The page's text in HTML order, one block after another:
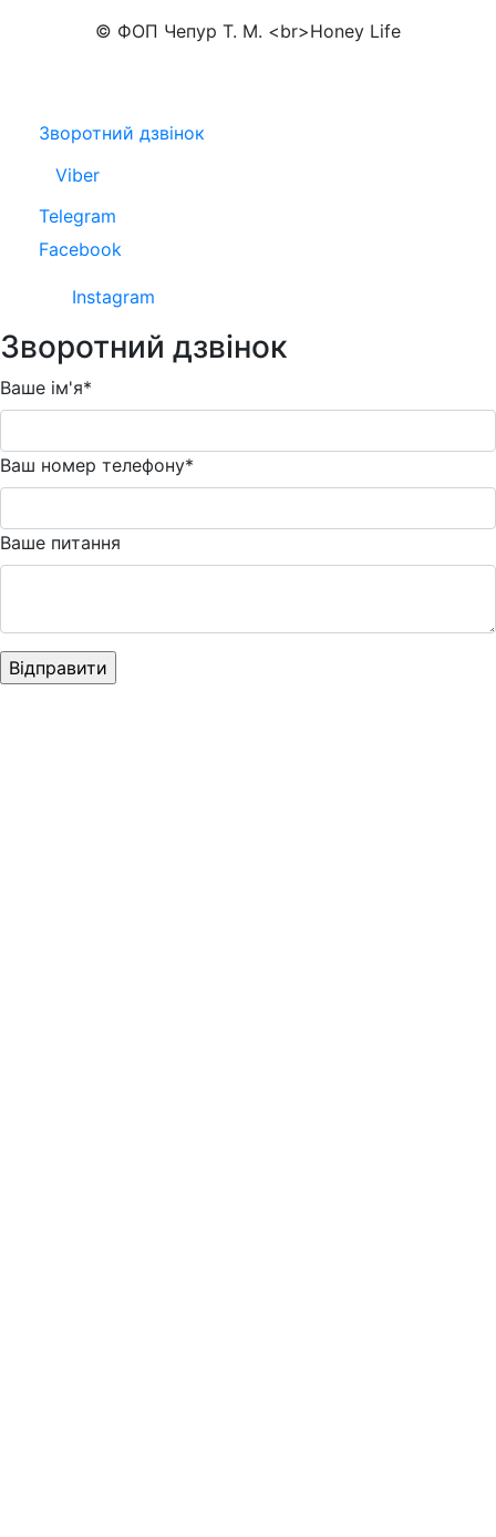
© ФОП Чепур Т. М. <br>Honey Life
Зворотний дзвінок
Viber
Telegram
Facebook
Instagram
Зворотний дзвінок
Ваше ім'я*
Ваш номер телефону*
Ваше питання